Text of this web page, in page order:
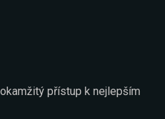
přístup k nejlepším